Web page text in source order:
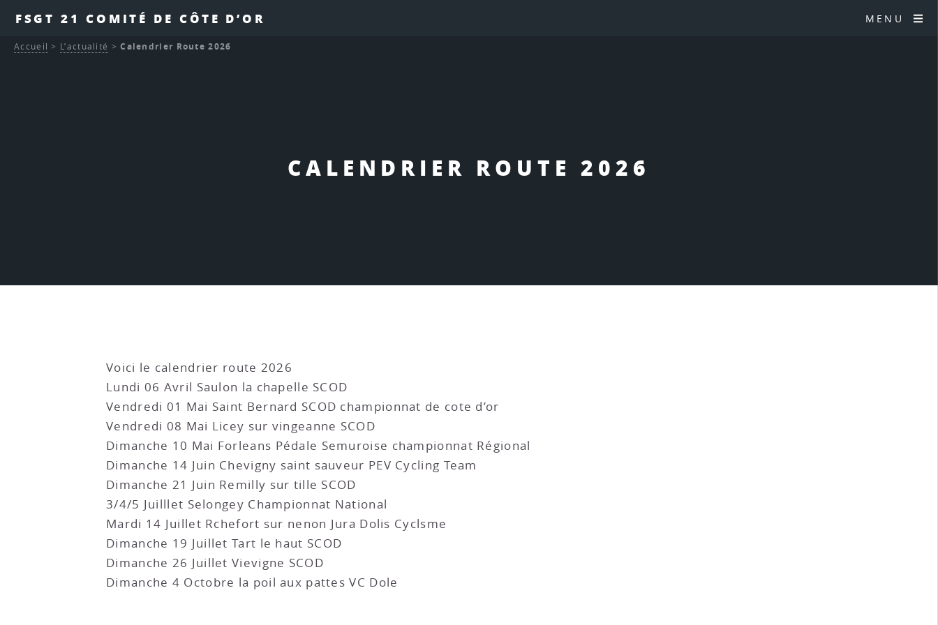
FSGT 21 COMITÉ DE CÔTE D’OR MENU
CALENDRIER ROUTE 2026
Accueil > L’actualité >Calendrier Route 2026
Voici le calendrier route 2026
Lundi 06 Avril Saulon la chapelle SCOD
Vendredi 01 Mai Saint Bernard SCOD championnat de cote d’or
Vendredi 08 Mai Licey sur vingeanne SCOD
Dimanche 10 Mai Forleans Pédale Semuroise championnat Régional
Dimanche 14 Juin Chevigny saint sauveur PEV Cycling Team
Dimanche 21 Juin Remilly sur tille SCOD
3/4/5 Juilllet Selongey Championnat National
Mardi 14 Juillet Rchefort sur nenon Jura Dolis Cyclsme
Dimanche 19 Juillet Tart le haut SCOD
Dimanche 26 Juillet Vievigne SCOD
Dimanche 4 Octobre la poil aux pattes VC Dole